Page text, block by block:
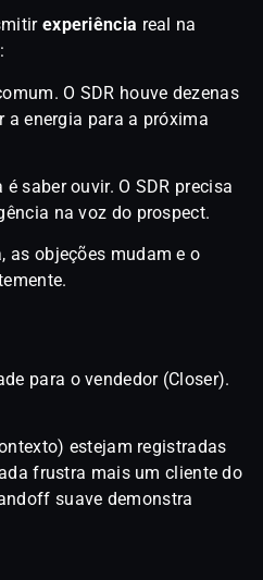
experiência real na
O SDR houve dezenas
a energia para a próxima
saber ouvir. O SDR precisa
na voz do prospect.
as objeções mudam e o
para o vendedor (Closer).
estejam registradas
frustra mais um cliente do
suave demonstra